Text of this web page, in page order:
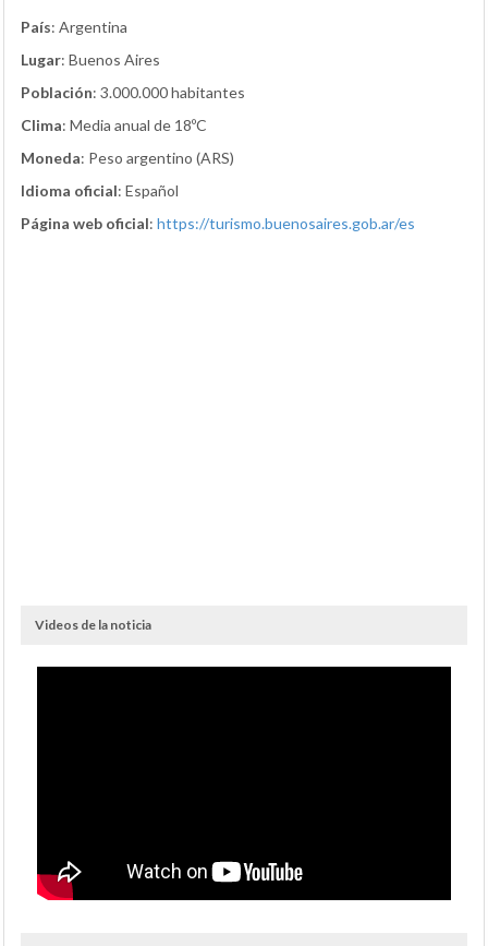
País: Argentina
Lugar: Buenos Aires
Población: 3.000.000 habitantes
Clima: Media anual de 18ºC
Moneda: Peso argentino (ARS)
Idioma oficial: Español
Página web oficial: https://turismo.buenosaires.gob.ar/es
Videos de la noticia